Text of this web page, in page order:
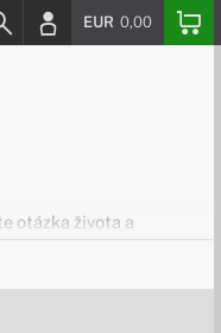
EUR 0,00
otázka života a
Vám